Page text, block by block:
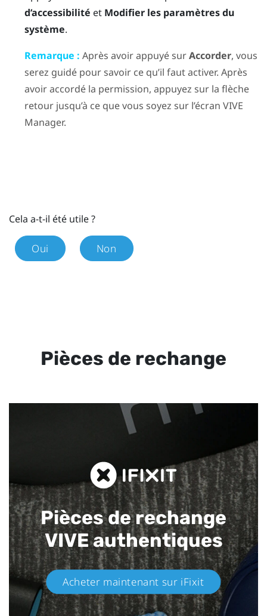
d’accessibilité et Modifier les paramètres du
système.
Remarque : Après avoir appuyé surAccorder, vous
serez guidé pour savoir ce qu’il faut activer. Après
avoir accordé la permission, appuyez sur la flèche
retour jusqu’à ce que vous soyez sur l’écran VIVE
Manager.
Cela a-t-il été utile ?
Oui Non
Pièces de rechange
Pièces de rechange
VIVE authentiques​
Acheter maintenant sur iFixit​